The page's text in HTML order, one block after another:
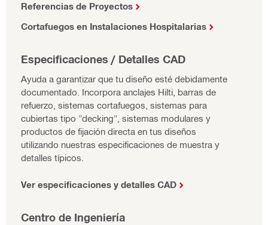
Referencias de Proyectos
Cortafuegos en Instalaciones Hospitalarias
Especificaciones / Detalles CAD
Ayuda a garantizar que tu diseño esté debidamente
documentado. Incorpora anclajes Hilti, barras de
refuerzo, sistemas cortafuegos, sistemas para
cubiertas tipo "decking", sistemas modulares y
productos de fijación directa en tus diseños
utilizando nuestras especificaciones de muestra y
detalles típicos.
Ver especificaciones y detalles CAD
Centro de Ingeniería